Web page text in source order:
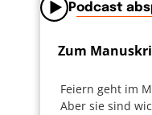
Podcast
Zum
Feiern geht im
Aber sie sind